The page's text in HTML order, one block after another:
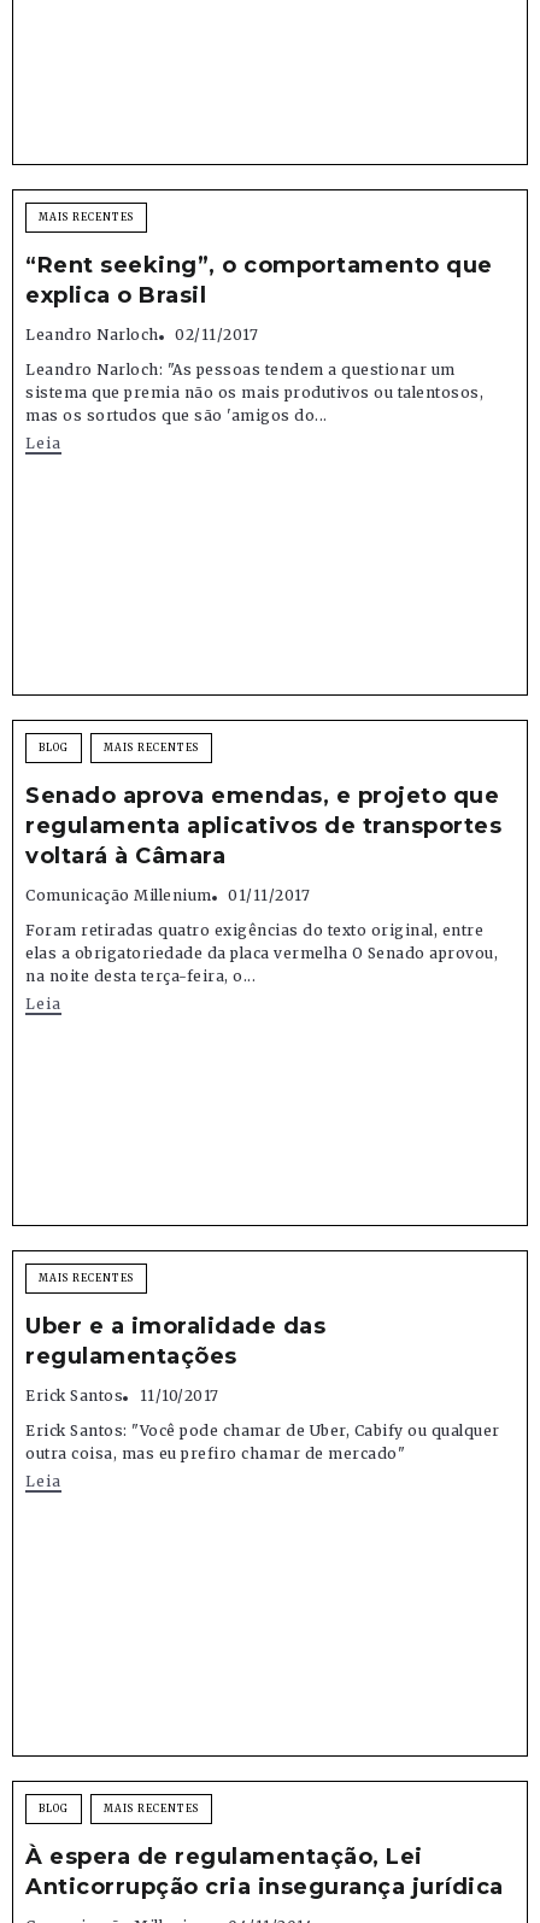
MAIS RECENTES
“Rent seeking”, o comportamento que
explica o Brasil
Leandro Narloch
02/11/2017
Leandro Narloch: "As pessoas tendem a questionar um
sistema que premia não os mais produtivos ou talentosos,
mas os sortudos que são 'amigos do...
Leia
BLOG MAIS RECENTES
Senado aprova emendas, e projeto que
regulamenta aplicativos de transportes
voltará à Câmara
Comunicação Millenium
01/11/2017
Foram retiradas quatro exigências do texto original, entre
elas a obrigatoriedade da placa vermelha O Senado aprovou,
na noite desta terça-feira, o...
Leia
MAIS RECENTES
Uber e a imoralidade das
regulamentações
Erick Santos
11/10/2017
Erick Santos: "Você pode chamar de Uber, Cabify ou qualquer
outra coisa, mas eu prefiro chamar de mercado"
Leia
BLOG MAIS RECENTES
À espera de regulamentação, Lei
Anticorrupção cria insegurança jurídica